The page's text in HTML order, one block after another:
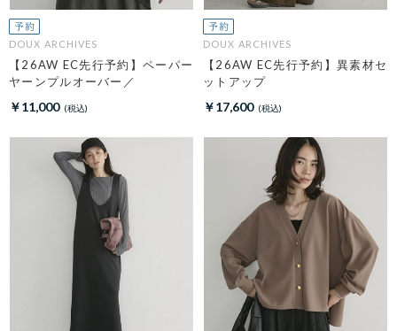
DOUX ARCHIVES
【26AW EC先行予約】ペーパー
ヤーンプルオーバー／
￥11,000
DOUX ARCHIVES
【26AW EC先行予約】異素材セ
ットアップ
￥17,600